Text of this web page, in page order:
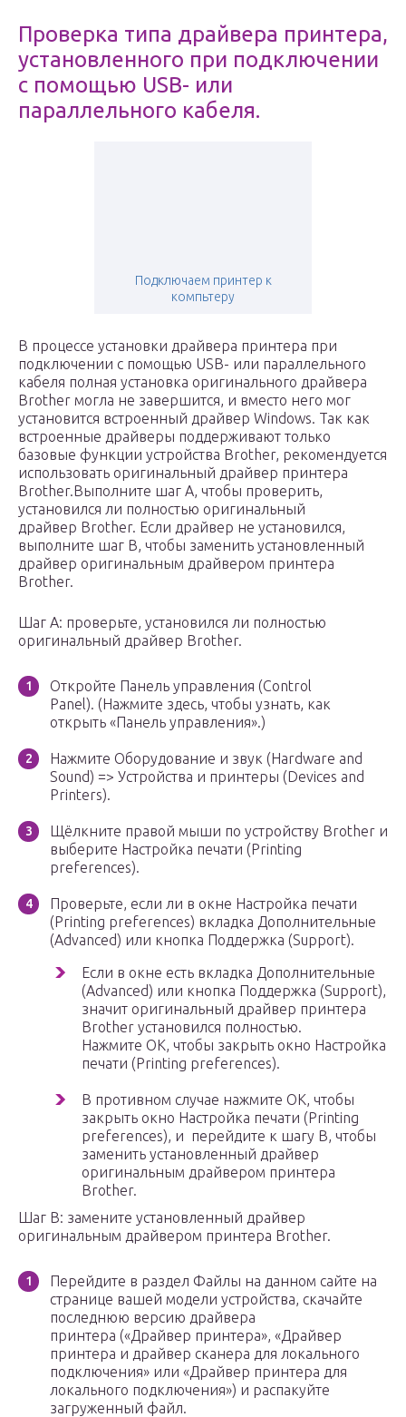
Проверка типа драйвера принтера,
установленного при подключении
с помощью USB- или
параллельного кабеля.
Подключаем принтер к
компьтеру
В процессе установки драйвера принтера при
подключении с помощью USB- или параллельного
кабеля полная установка оригинального драйвера
Brother могла не завершится, и вместо него мог
установится встроенный драйвер Windows. Так как
встроенные драйверы поддерживают только
базовые функции устройства Brother, рекомендуется
использовать оригинальный драйвер принтера
Brother.Выполните шаг A, чтобы проверить,
установился ли полностью оригинальный
драйвер Brother. Если драйвер не установился,
выполните шаг B, чтобы заменить установленный
драйвер оригинальным драйвером принтера
Brother.
Шаг A: проверьте, установился ли полностью
оригинальный драйвер Brother.
Откройте Панель управления (Control
Panel). (Нажмите здесь, чтобы узнать, как
открыть «Панель управления».)
Нажмите Оборудование и звук (Hardware and
Sound) => Устройства и принтеры (Devices and
Printers).
Щёлкните правой мыши по устройству Brother и
выберите Настройка печати (Printing
preferences).
Проверьте, если ли в окне Настройка печати
(Printing preferences) вкладка Дополнительные
(Advanced) или кнопка Поддержка (Support).
Если в окне есть вкладка Дополнительные
(Advanced) или кнопка Поддержка (Support),
значит оригинальный драйвер принтера
Brother установился полностью.
Нажмите OK, чтобы закрыть окно Настройка
печати (Printing preferences).
В противном случае нажмите OK, чтобы
закрыть окно Настройка печати (Printing
preferences), и перейдите к шагу B, чтобы
заменить установленный драйвер
оригинальным драйвером принтера
Brother.
Шаг B: замените установленный драйвер
оригинальным драйвером принтера Brother.
Перейдите в раздел Файлы на данном сайте на
странице вашей модели устройства, скачайте
последнюю версию драйвера
принтера («Драйвер принтера», «Драйвер
принтера и драйвер сканера для локального
подключения» или «Драйвер принтера для
локального подключения») и распакуйте
загруженный файл.